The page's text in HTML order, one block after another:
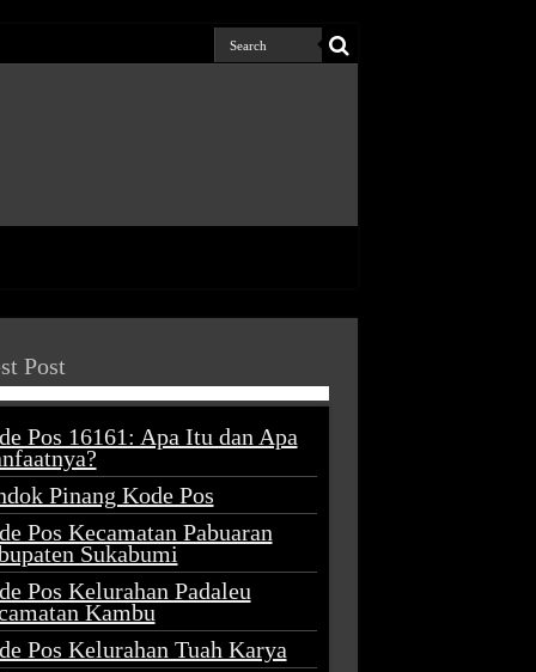
Post
Pos 16161: Apa Itu dan Apa
Pinang Kode Pos
Pos Kecamatan Pabuaran
Sukabumi
Pos Kelurahan Padaleu
Kambu
Pos Kelurahan Tuah Karya